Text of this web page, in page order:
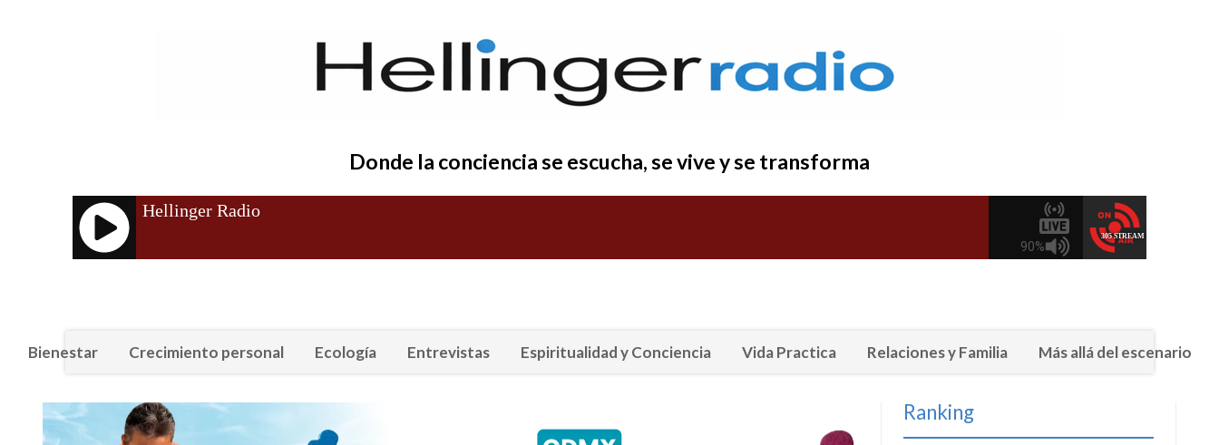
Donde la conciencia se escucha, se vive y se transforma
Bienestar Crecimiento personal Ecología Entrevistas Espiritualidad y Conciencia Vida Practica Relaciones y Familia Más allá del escenario
Ranking